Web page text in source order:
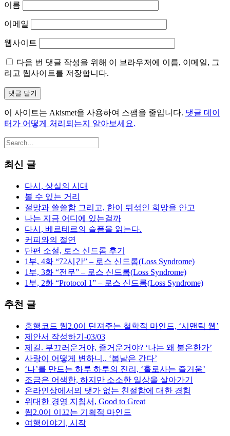
이름
이메일
웹사이트
다음 번 댓글 작성을 위해 이 브라우저에 이름, 이메일, 그
리고 웹사이트를 저장합니다.
이 사이트는 Akismet을 사용하여 스팸을 줄입니다. 댓글 데이
터가 어떻게 처리되는지 알아보세요.
최신 글
다시, 상실의 시대
볼 수 있는 거리
절망과 쓸쓸함 그리고, 한이 뒤섞인 희망을 안고
나는 지금 어디에 있는걸까
다시, 베르테르의 슬픔을 읽는다.
커피와의 절연
단편 소설, 로스 신드롬 후기
1부, 4화 “72시간” – 로스 신드롬(Loss Syndrome)
1부, 3화 “전무” – 로스 신드롬(Loss Syndrome)
1부, 2화 “Protocol 1” – 로스 신드롬(Loss Syndrome)
추천 글
흥행코드 웹2.0이 던져주는 철학적 마인드, ‘시맨틱 웹’
제안서 작성하기-03/03
제길. 부끄러운거야, 즐거운거야? ‘나는 왜 불온한가’
사랑이 어떻게 변하니.. ‘봄날은 간다’
‘나’를 만드는 하루 하루의 진리, ‘홀로사는 즐거움’
조금은 어색한, 하지만 소소한 일상을 살아가기
온라인상에서의 댓가 없는 친절함에 대한 경험
위대한 경영 지침서, Good to Great
웹2.0이 이끄는 기획적 마인드
여행이야기, 시작